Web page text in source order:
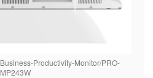
Productivity-Monitor/PRO-
MP243W